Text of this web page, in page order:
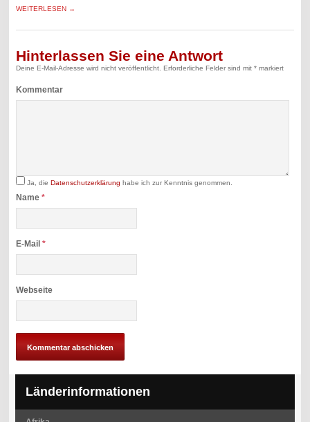
WEITERLESEN →
Hinterlassen Sie eine Antwort
Deine E-Mail-Adresse wird nicht veröffentlicht. Erforderliche Felder sind mit* markiert
Kommentar
Ja, dieDatenschutzerklärung habe ich zur Kenntnis genommen.
Name*
E-Mail*
Webseite
Länderinformationen